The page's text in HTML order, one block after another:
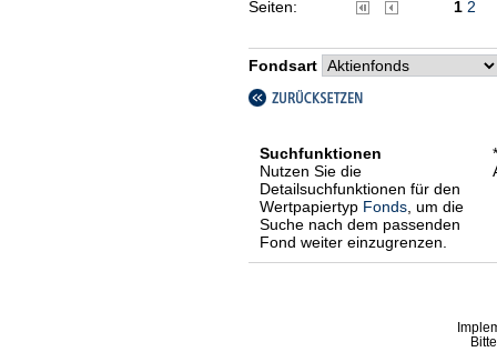
Seiten: 1 2
Fondsart
Suchfunktionen
Nutzen Sie die
Detailsuchfunktionen für den
Wertpapiertyp Fonds, um die
Suche nach dem passenden
Fond weiter einzugrenzen.